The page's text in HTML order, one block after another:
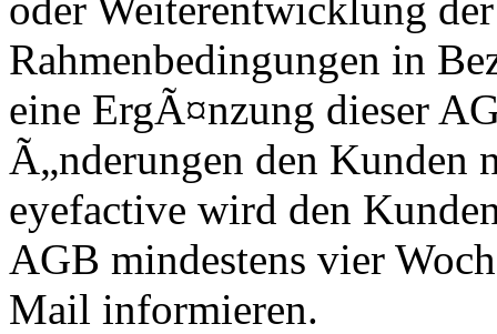
Rahmenbedingungen in
eine ErgÃ¤nzung dieser
Ã„nderungen den Kunden
eyefactive wird den
AGB mindestens vier
Mail informieren.